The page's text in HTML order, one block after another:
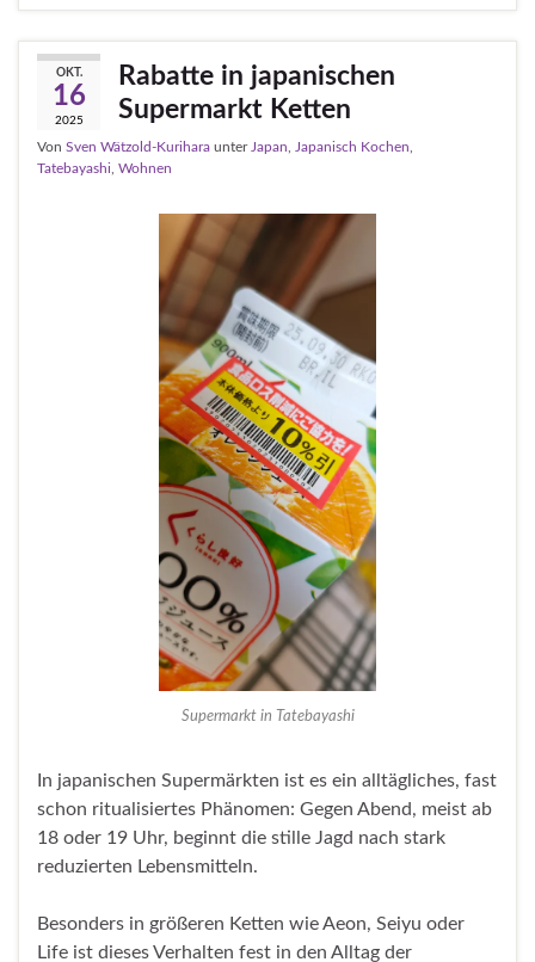
OKT.
16
2025
Rabatte in japanischen
Supermarkt Ketten
Von Sven Wätzold-Kurihara unter Japan Japanisch Kochen
Tatebayashi Wohnen
Supermarkt in Tatebayashi
In japanischen Supermärkten ist es ein alltägliches, fast
schon ritualisiertes Phänomen: Gegen Abend, meist ab
18 oder 19 Uhr, beginnt die stille Jagd nach stark
reduzierten Lebensmitteln.
Besonders in größeren Ketten wie Aeon, Seiyu oder
Life ist dieses Verhalten fest in den Alltag der